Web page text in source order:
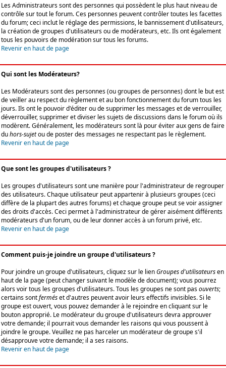
Les Administrateurs sont des personnes qui possèdent le plus haut niveau de
contrôle sur tout le forum. Ces personnes peuvent contrôler toutes les facettes
du forum; ceci inclut le réglage des permissions, le bannissement d'utilisateurs,
la création de groupes d'utilisateurs ou de modérateurs, etc. Ils ont également
tous les pouvoirs de modération sur tous les forums.
Revenir en haut de page
Qui sont les Modérateurs?
Les Modérateurs sont des personnes (ou groupes de personnes) dont le but est
de veiller au respect du règlement et au bon fonctionnement du forum tous les
jours. Ils ont le pouvoir d'éditer ou de supprimer les messages et de verrouiller,
déverrouiller, supprimer et diviser les sujets de discussions dans le forum où ils
modèrent. Généralement, les modérateurs sont là pour éviter aux gens de faire
duhors-sujetou de poster des messages ne respectant pas le règlement.
Revenir en haut de page
Que sont les groupes d'utilisateurs ?
Les groupes d'utilisateurs sont une manière pour l'administrateur de regrouper
des utilisateurs. Chaque utilisateur peut appartenir à plusieurs groupes (ceci
diffère de la plupart des autres forums) et chaque groupe peut se voir assigner
des droits d'accès. Ceci permet à l'administrateur de gérer aisément différents
modérateurs d'un forum, ou de leur donner accès à un forum privé, etc.
Revenir en haut de page
Comment puis-je joindre un groupe d'utilisateurs ?
Pour joindre un groupe d'utilisateurs, cliquez sur le lienGroupes d'utilisateursen
haut de la page (peut changer suivant le modèle de document); vous pourrez
alors voir tous les groupes d'utilisateurs. Tous les groupes ne sont pasouverts;
certains sontferméset d'autres peuvent avoir leurs effectifs invisibles. Si le
groupe est ouvert, vous pouvez demander à le rejoindre en cliquant sur le
bouton approprié. Le modérateur du groupe d'utilisateurs devra approuver
votre demande; il pourrait vous demander les raisons qui vous poussent à
joindre le groupe. Veuillez ne pas harceler un modérateur de groupe s'il
désapprouve votre demande; il a ses raisons.
Revenir en haut de page